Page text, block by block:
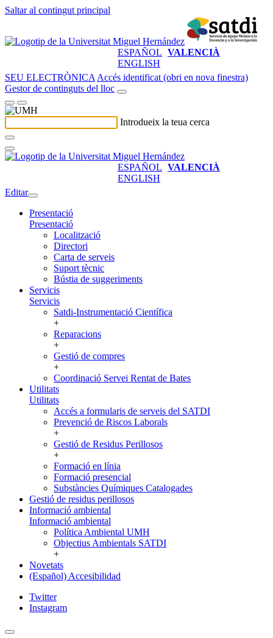
Saltar al contingut principal
ESPAÑOL VALENCIÀ
ENGLISH
SEU ELECTRÒNICA Accés identificat (obri en nova finestra)
Gestor de continguts del lloc
Introdueix la teua cerca
ESPAÑOL VALENCIÀ
ENGLISH
Editar
Presentació
Presentació
Localització
Directori
Carta de serveis
Suport tècnic
Bústia de suggeriments
Servicis
Servicis
Satdi-Instrumentació Científica
+
Reparacions
+
Gestió de compres
+
Coordinació Servei Rentat de Bates
Utilitats
Utilitats
Accés a formularis de serveis del SATDI
Prevenció de Riscos Laborals
+
Gestió de Residus Perillosos
+
Formació en línia
Formació presencial
Substàncies Químiques Catalogades
Gestió de residus perillosos
Informació ambiental
Informació ambiental
Política Ambiental UMH
Objectius Ambientals SATDI
+
Novetats
(Español) Accesibilidad
Twitter
Instagram